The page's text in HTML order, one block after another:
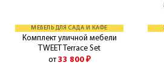
МЕБЕЛЬ ДЛЯ САДА И КАФЕ
Комплект уличной мебели
TWEET Terrace Set
от 33 800 ₽